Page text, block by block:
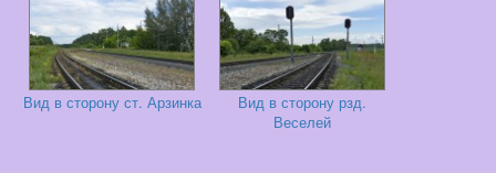
Вид в сторону ст. Арзинка
Вид в сторону рзд.
Веселей